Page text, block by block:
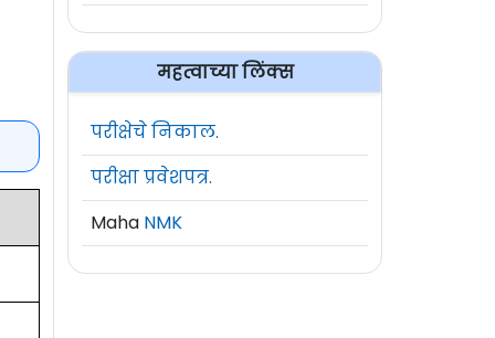
महत्वाच्या लिंक्स
परीक्षेचे निकाल.
परीक्षा प्रवेशपत्र.
Maha NMK